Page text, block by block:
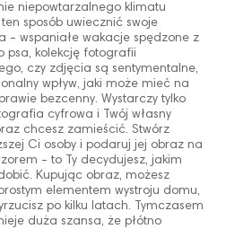
niepowtarzalnego klimatu
sposób uwiecznić swoje
- wspaniałe wakacje spędzone z
psa, kolekcję fotografii
czy zdjęcia są sentymentalne,
wpływ, jaki może mieć na
bezcenny. Wystarczy tylko
cyfrowa i Twój własny
chcesz zamieścić. Stwórz
Ci osoby i podaruj jej obraz na
- to Ty decydujesz, jakim
Kupując obraz, możesz
elementem wystroju domu,
po kilku latach. Tymczasem
duża szansa, że płótno